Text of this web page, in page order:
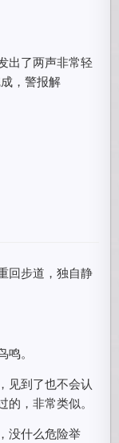
出了两声非常轻
，警报解
回步道，独自静
。
见到了也不会认
，非常类似。
没什么危险举